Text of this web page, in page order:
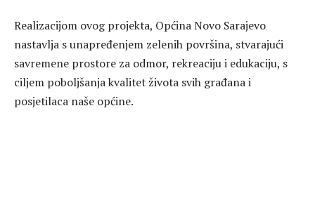
Realizacijom ovog projekta, Općina Novo Sarajevo
nastavlja s unapređenjem zelenih površina, stvarajući
savremene prostore za odmor, rekreaciju i edukaciju, s
ciljem poboljšanja kvalitet života svih građana i
posjetilaca naše općine.